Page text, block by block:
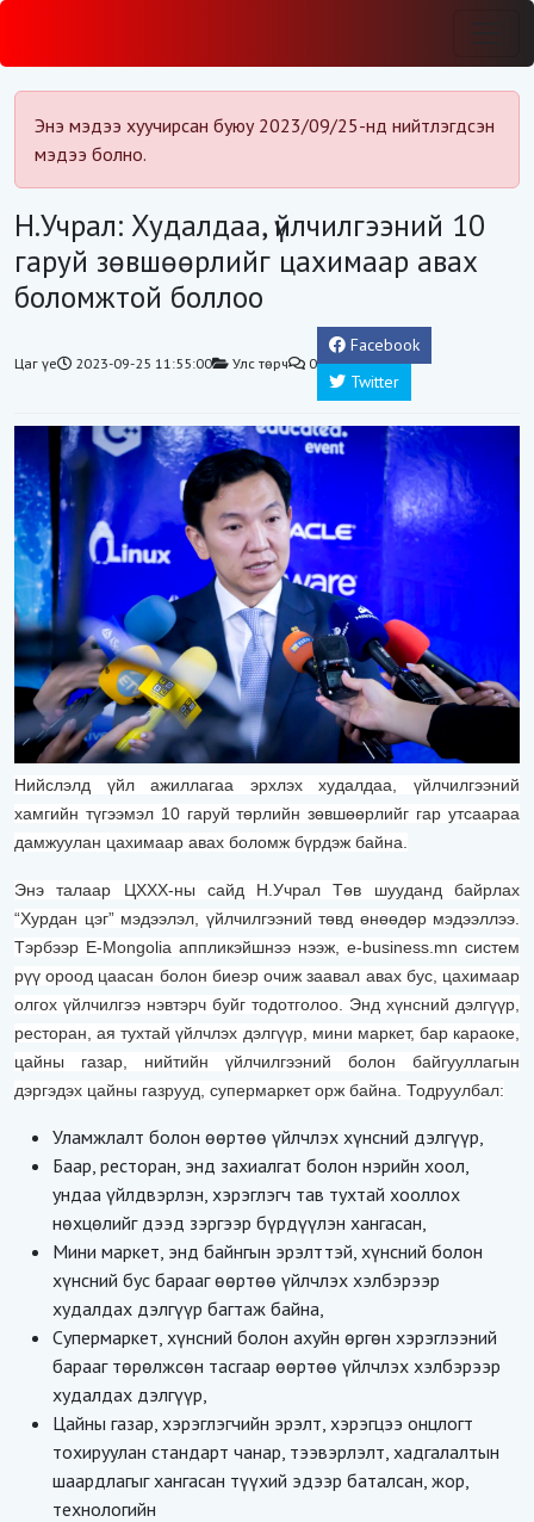
Энэ мэдээ хуучирсан буюу 2023/09/25-нд нийтлэгдсэн
мэдээ болно.
Н.Учрал: Худалдаа, үйлчилгээний 10
гаруй зөвшөөрлийг цахимаар авах
боломжтой боллоо
Цаг үе 2023-09-25 11:55:00 Улс төрч 0
Facebook
Twitter
Нийслэлд үйл ажиллагаа эрхлэх худалдаа, үйлчилгээний
хамгийн түгээмэл 10 гаруй төрлийн зөвшөөрлийг гар утсаараа
дамжуулан цахимаар авах боломж бүрдэж байна.
Энэ талаар ЦХХХ-ны сайд Н.Учрал Төв шууданд байрлах
“Хурдан цэг” мэдээлэл, үйлчилгээний төвд өнөөдөр мэдээллээ.
Тэрбээр E-Mongolia аппликэйшнээ нээж, e-business.mn систем
рүү ороод цаасан болон биеэр очиж заавал авах бус, цахимаар
олгох үйлчилгээ нэвтэрч буйг тодотголоо. Энд хүнсний дэлгүүр,
ресторан, ая тухтай үйлчлэх дэлгүүр, мини маркет, бар караоке,
цайны газар, нийтийн үйлчилгээний болон байгууллагын
дэргэдэх цайны газрууд, супермаркет орж байна. Тодруулбал:
Уламжлалт болон өөртөө үйлчлэх хүнсний дэлгүүр,
Баар, ресторан, энд захиалгат болон нэрийн хоол,
ундаа үйлдвэрлэн, хэрэглэгч тав тухтай хооллох
нөхцөлийг дээд зэргээр бүрдүүлэн хангасан,
Мини маркет, энд байнгын эрэлттэй, хүнсний болон
хүнсний бус барааг өөртөө үйлчлэх хэлбэрээр
худалдах дэлгүүр багтаж байна,
Супермаркет, хүнсний болон ахуйн өргөн хэрэглээний
барааг төрөлжсөн тасгаар өөртөө үйлчлэх хэлбэрээр
худалдах дэлгүүр,
Цайны газар, хэрэглэгчийн эрэлт, хэрэгцээ онцлогт
тохируулан стандарт чанар, тээвэрлэлт, хадгалалтын
шаардлагыг хангасан түүхий эдээр баталсан, жор,
технологийн